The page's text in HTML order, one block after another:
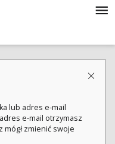
lub adres e-mail
e-mail otrzymasz
zmienić swoje